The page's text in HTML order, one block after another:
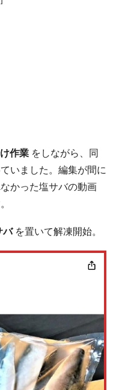
作業 をしながら、同
いました。編集が間に
かった塩サバの動画
バを置いて解凍開始。